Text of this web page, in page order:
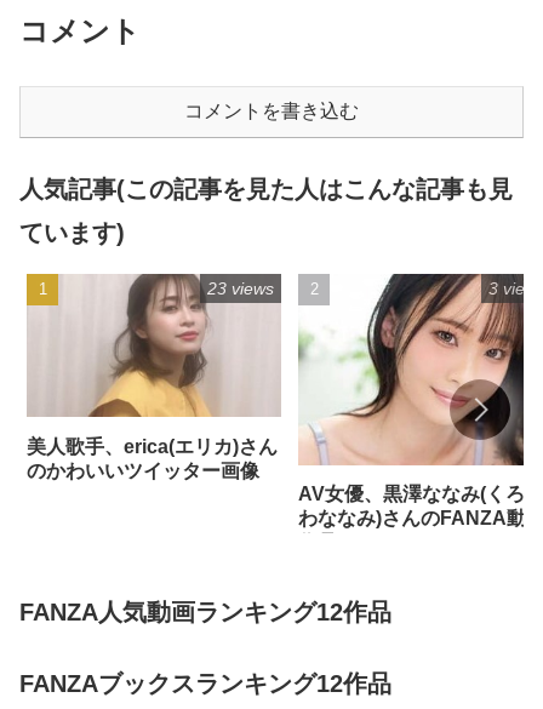
コメント
コメントを書き込む
人気記事(この記事を見た人はこんな記事も見
ています)
美人歌手、erica(エリカ)さん
のかわいいツイッター画像
23 views
AV女優、黒澤ななみ(くろさ
わななみ)さんのFANZA動
3
FANZA人気動画ランキング12作品
FANZAブックスランキング12作品